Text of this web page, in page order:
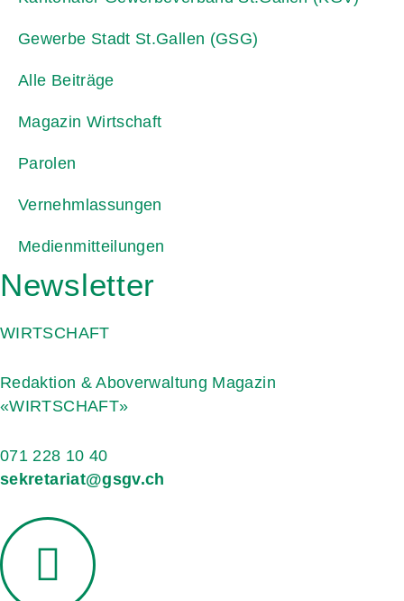
Gewerbe Stadt St.Gallen (GSG)
Alle Beiträge
Magazin Wirtschaft
Parolen
Vernehmlassungen
Medienmitteilungen
Newsletter
WIRTSCHAFT
Redaktion & Aboverwaltung Magazin
«WIRTSCHAFT»
071 228 10 40
sekretariat@gsgv.ch